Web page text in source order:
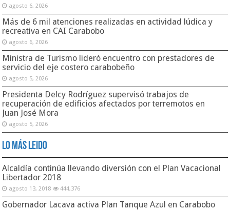
agosto 6, 2026
Más de 6 mil atenciones realizadas en actividad lúdica y
recreativa en CAI Carabobo
agosto 6, 2026
Ministra de Turismo lideró encuentro con prestadores de
servicio del eje costero carabobeño
agosto 5, 2026
Presidenta Delcy Rodríguez supervisó trabajos de
recuperación de edificios afectados por terremotos en
Juan José Mora
agosto 5, 2026
Lo Más Leido
Alcaldía continúa llevando diversión con el Plan Vacacional
Libertador 2018
agosto 13, 2018 444,376
Gobernador Lacava activa Plan Tanque Azul en Carabobo